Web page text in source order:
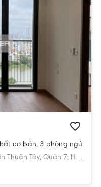
cơ bản, 3 phòng ngủ
Thuận Tây, Quận 7, Hồ Chí Minh